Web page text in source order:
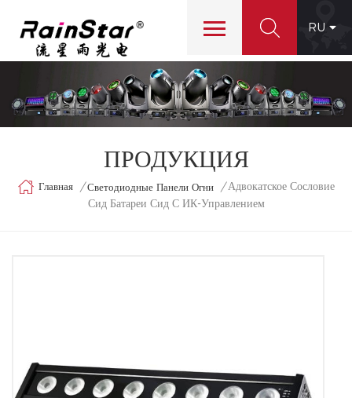
RU
ПРОДУКЦИЯ
Главная / Светодиодные Панели Огни / Адвокатское Сословие
Сид Батареи Сид С ИК-Управлением